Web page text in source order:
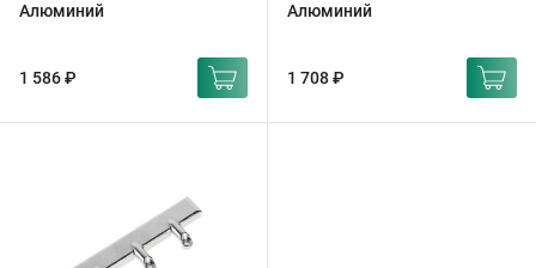
Алюминий
1 586 ₽
Алюминий
1 708 ₽